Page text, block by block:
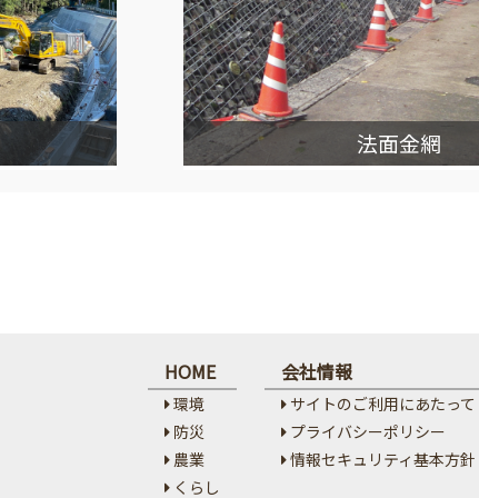
法面金網
HOME
環境
防災
農業
くらし
会社情報
サイトのご利用にあたって
プライバシーポリシー
情報セキュリティ基本方針